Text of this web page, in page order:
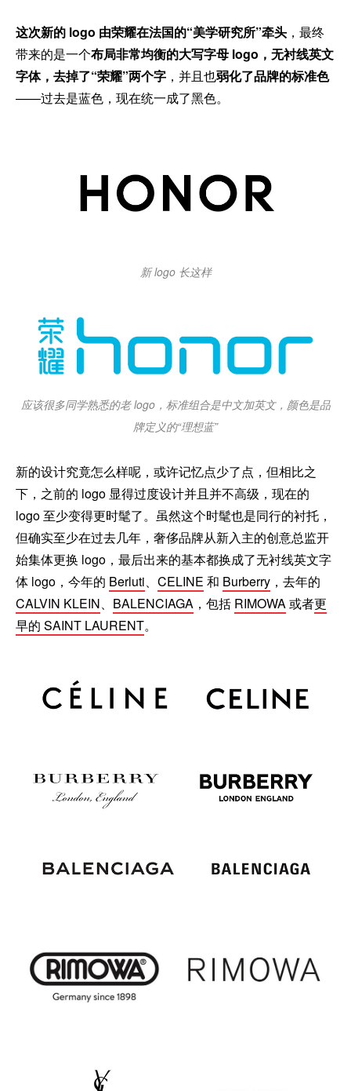
这次新的 logo 由荣耀在法国的“美学研究所”牵头 ，最终
带来的是一个布局非常均衡的大写字母 logo，无衬线英文
字体，去掉了“荣耀”两个字 ，并且也弱化了品牌的标准色
——过去是蓝色，现在统一成了黑色。
新 logo 长这样
应该很多同学熟悉的老 logo，标准组合是中文加英文，颜色是品
牌定义的“理想蓝”
新的设计究竟怎么样呢，或许记忆点少了点，但相比之
下，之前的 logo 显得过度设计并且并不高级，现在的
logo 至少变得更时髦了。虽然这个时髦也是同行的衬托，
但确实至少在过去几年，奢侈品牌从新入主的创意总监开
始集体更换 logo，最后出来的基本都换成了无衬线英文字
体 logo，今年的 Berluti、 CELINE 和 Burberry ，去年的
CALVIN KLEIN、 BALENCIAGA ，包括 RIMOWA或者更
早的 SAINT LAURENT。